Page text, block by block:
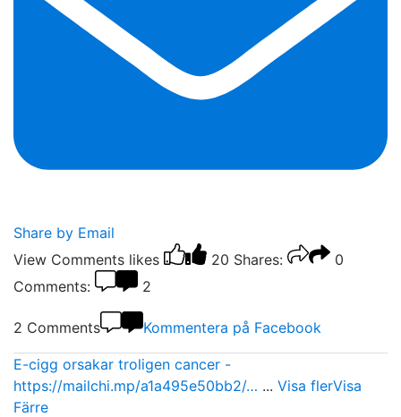
Share by Email
View Comments likes 20 Shares:
0
Comments:
2
2 Comments Kommentera på Facebook
E-cigg orsakar troligen cancer -
https://mailchi.mp/a1a495e50bb2/… ... Visa flerVisa
Färre